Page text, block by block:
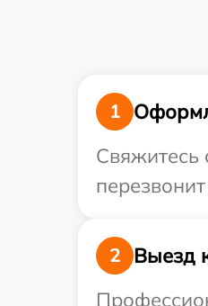
1
Свяжитесь
2
Выезд